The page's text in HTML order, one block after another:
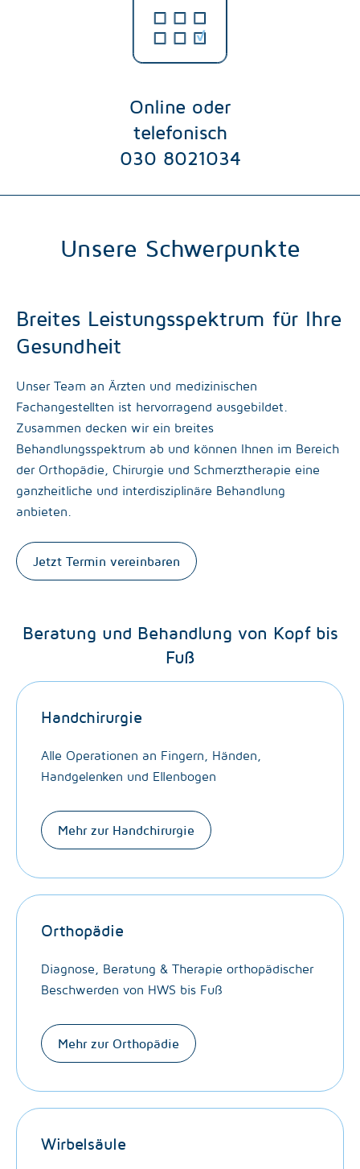
Online oder
telefonisch
030 8021034
Unsere Schwerpunkte
Breites Leistungsspektrum für Ihre
Gesundheit
Unser Team an Ärzten und medizinischen
Fachangestellten ist hervorragend ausgebildet.
Zusammen decken wir ein breites
Behandlungsspektrum ab und können Ihnen im Bereich
der Orthopädie, Chirurgie und Schmerztherapie eine
ganzheitliche und interdisziplinäre Behandlung
anbieten.
Jetzt Termin vereinbaren
Beratung und Behandlung von Kopf bis
Fuß
Handchirurgie
Alle Operationen an Fingern, Händen,
Handgelenken und Ellenbogen
Mehr zur Handchirurgie
Orthopädie
Diagnose, Beratung & Therapie orthopädischer
Beschwerden von HWS bis Fuß
Mehr zur Orthopädie
Wirbelsäule